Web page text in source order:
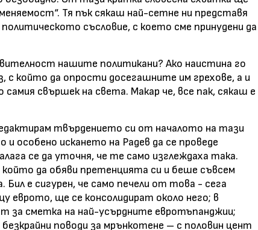
Тя пък сякаш най-сетне ни представя
съсловие, с което сме принудени да
нашите политикани? Ако наистина го
с който да опрости досегашните им грехове, а и
свършек на света. Макар че, все пак, сякаш е
твърдението си от началото на тази
и особено искането на Радев да се проведе
се да уточня, че те само изглеждаха така.
да обяви претенцията си и беше съвсем
е сигурен, че само печели от това - сега
еврото, ще се консолидират около него; в
за сметка на най-усърдните евротъпанджии;
поводи за мрънкотене – с половин цент